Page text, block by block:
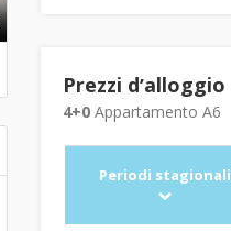
Prezzi dʼalloggio
4+0Appartamento A6
Periodi stagionali